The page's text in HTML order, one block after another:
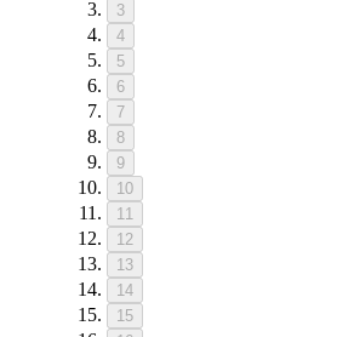
3
4
5
6
7
8
9
10
11
12
13
14
15